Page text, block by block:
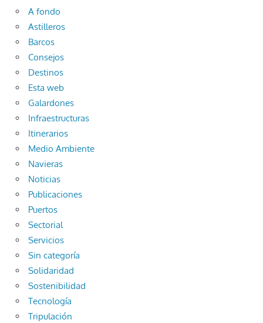
A fondo
Astilleros
Barcos
Consejos
Destinos
Esta web
Galardones
Infraestructuras
Itinerarios
Medio Ambiente
Navieras
Noticias
Publicaciones
Puertos
Sectorial
Servicios
Sin categoría
Solidaridad
Sostenibilidad
Tecnología
Tripulación